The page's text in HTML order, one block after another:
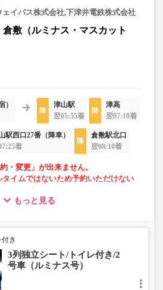
イバス株式会社,下津井電鉄株式会社
敷（ルミナス・マスカット
）
津山駅
翌05:55着
津高
翌07:10着
駅西口27番（降車）
着
倉敷駅北口
翌08:10着
・変更」が出来ません。
タイムではないため予約いただけない
快適なバス旅を。
※車両により異なります。
あり。※車両により異なります。
掃・除菌を徹底。
もっと見る
付き
3列独立シート/トイレ付き/2
号車（ルミナス号）